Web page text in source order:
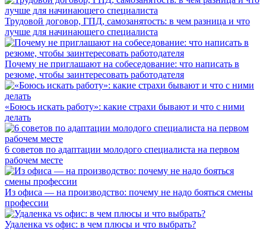
Трудовой договор, ГПД, самозанятость: в чем разница и что
лучше для начинающего специалиста
Почему не приглашают на собеседование: что написать в
резюме, чтобы заинтересовать работодателя
«Боюсь искать работу»: какие страхи бывают и что с ними
делать
6 советов по адаптации молодого специалиста на первом
рабочем месте
Из офиса — на производство: почему не надо бояться смены
профессии
Удаленка vs офис: в чем плюсы и что выбрать?